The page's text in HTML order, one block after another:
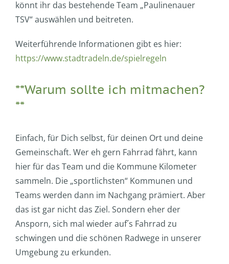
könnt ihr das bestehende Team „Paulinenauer
TSV“ auswählen und beitreten.
Weiterführende Informationen gibt es hier:
https://www.stadtradeln.de/spielregeln
**Warum sollte ich mitmachen?
**
Einfach, für Dich selbst, für deinen Ort und deine
Gemeinschaft. Wer eh gern Fahrrad fährt, kann
hier für das Team und die Kommune Kilometer
sammeln. Die „sportlichsten“ Kommunen und
Teams werden dann im Nachgang prämiert. Aber
das ist gar nicht das Ziel. Sondern eher der
Ansporn, sich mal wieder auf´s Fahrrad zu
schwingen und die schönen Radwege in unserer
Umgebung zu erkunden.